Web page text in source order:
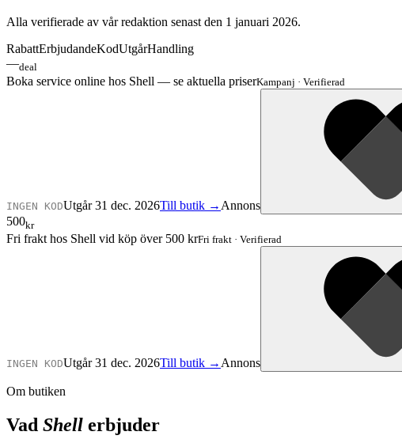
Alla verifierade av vår redaktion senast den 1 januari 2026.
RabattErbjudandeKodUtgårHandling
—deal
Boka service online hos Shell — se aktuella priserKampanj · Verifierad
INGEN KODUtgår 31 dec. 2026Till butik → Annons
500kr
Fri frakt hos Shell vid köp över 500 krFri frakt · Verifierad
INGEN KODUtgår 31 dec. 2026Till butik → Annons
Om butiken
Vad Shell erbjuder